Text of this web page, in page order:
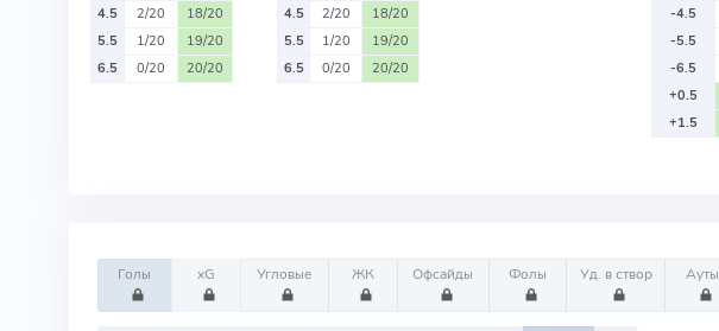
4.5
2/20
18/20
5.5
1/20
19/20
6.5
0/20 20/20
4.5
2/20
18/20
5.5
1/20
19/20
6.5
0/20 20/20
-4.5
-5.5
-6.5
+0.5
+1.5
Голы xG Угловые ЖК Офсайды Фолы Уд. в створ Ауты